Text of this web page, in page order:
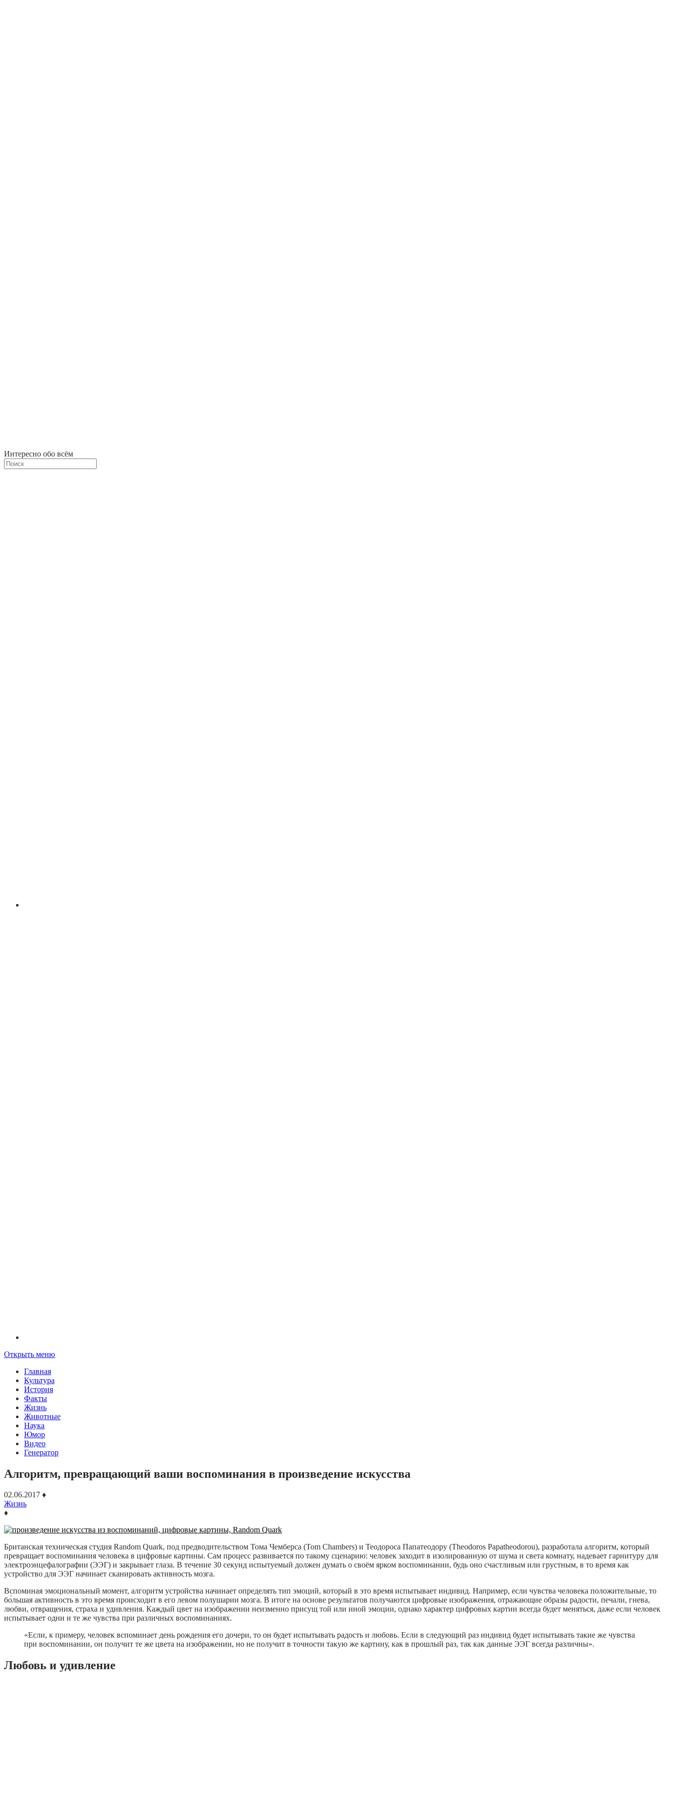
Интересно обо всём
Открыть меню
Главная
Культура
История
Факты
Жизнь
Животные
Наука
Юмор
Видео
Генератор
Алгоритм, превращающий ваши воспоминания в произведение искусства
02.06.2017 ♦
Жизнь
♦
Британская техническая студия Random Quark, под предводительством Тома Чемберса (Tom Chambers) и Теодороса Папатеодору (Theodoros Papatheodorou), разработала алгоритм, который
превращает воспоминания человека в цифровые картины. Сам процесс развивается по такому сценарию: человек заходит в изолированную от шума и света комнату, надевает гарнитуру для
электроэнцефалографии (ЭЭГ) и закрывает глаза. В течение 30 секунд испытуемый должен думать о своём ярком воспоминании, будь оно счастливым или грустным, в то время как
устройство для ЭЭГ начинает сканировать активность мозга.
Вспоминая эмоциональный момент, алгоритм устройства начинает определять тип эмоций, который в это время испытывает индивид. Например, если чувства человека положительные, то
бо́льшая активность в это время происходит в его левом полушарии мозга. В итоге на основе результатов получаются цифровые изображения, отражающие образы радости, печали, гнева,
любви, отвращения, страха и удивления. Каждый цвет на изображении неизменно присущ той или иной эмоции, однако характер цифровых картин всегда будет меняться, даже если человек
испытывает одни и те же чувства при различных воспоминаниях.
«Если, к примеру, человек вспоминает день рождения его дочери, то он будет испытывать радость и любовь. Если в следующий раз индивид будет испытывать такие же чувства
при воспоминании, он получит те же цвета на изображении, но не получит в точности такую же картину, как в прошлый раз, так как данные ЭЭГ всегда различны».
Любовь и удивление